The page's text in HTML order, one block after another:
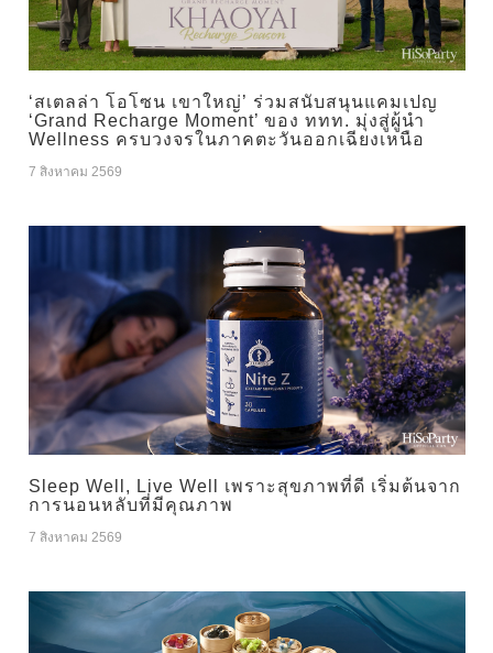
‘สเตลล่า โอโซน เขาใหญ่’ ร่วมสนับสนุนแคมเปญ
‘Grand Recharge Moment’ ของ ททท. มุ่งสู่ผู้นำ
Wellness ครบวงจรในภาคตะวันออกเฉียงเหนือ
7 สิงหาคม 2569
Sleep Well, Live Well เพราะสุขภาพที่ดี เริ่มต้นจาก
การนอนหลับที่มีคุณภาพ
7 สิงหาคม 2569